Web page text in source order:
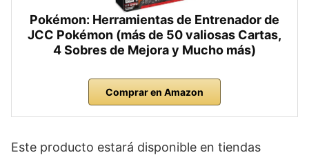
Pokémon: Herramientas de Entrenador de
JCC Pokémon (más de 50 valiosas Cartas,
4 Sobres de Mejora y Mucho más)
Comprar en Amazon
Este producto estará disponible en tiendas